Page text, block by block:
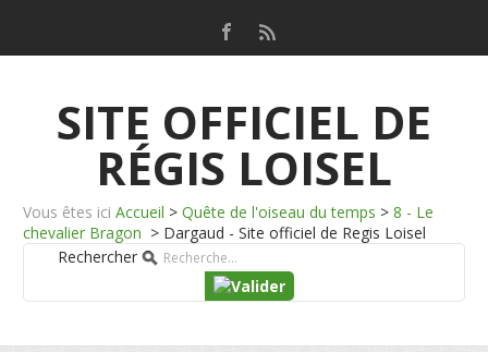
SITE OFFICIEL DE
RÉGIS LOISEL
Vous êtes ici Accueil > Quête de l'oiseau du temps > 8 - Le
chevalier Bragon > Dargaud - Site officiel de Regis Loisel
Rechercher